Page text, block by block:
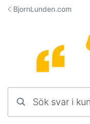
Hoppa till innehåll
BjornLunden.com